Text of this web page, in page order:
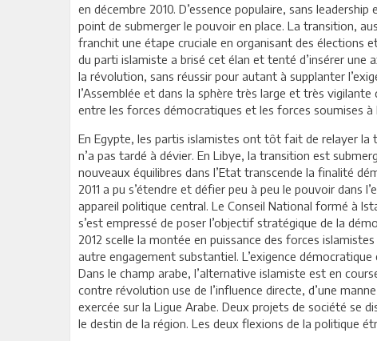
en décembre 2010. D’essence populaire, sans
point de submerger le pouvoir en place. La transition,
franchit une étape cruciale en organisant des élections
du parti islamiste a brisé cet élan et tenté d’insérer une
la révolution, sans réussir pour autant à supplanter
l’Assemblée et dans la sphère très large et très
entre les forces démocratiques et les forces soumises à
En Egypte, les partis islamistes ont tôt fait de relayer la
n’a pas tardé à dévier. En Libye, la transition est
nouveaux équilibres dans l’Etat transcende la finalité
2011 a pu s’étendre et défier peu à peu le pouvoir dans
appareil politique central. Le Conseil National formé à
s’est empressé de poser l’objectif stratégique de la
2012 scelle la montée en puissance des forces
autre engagement substantiel. L’exigence démocratique
Dans le champ arabe, l’alternative islamiste est en
contre révolution use de l’influence directe, d’une
exercée sur la Ligue Arabe. Deux projets de société se
le destin de la région. Les deux flexions de la politique